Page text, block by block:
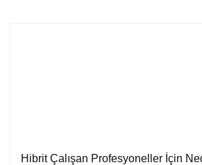
Hibrit Çalışan Profesyoneller İçin